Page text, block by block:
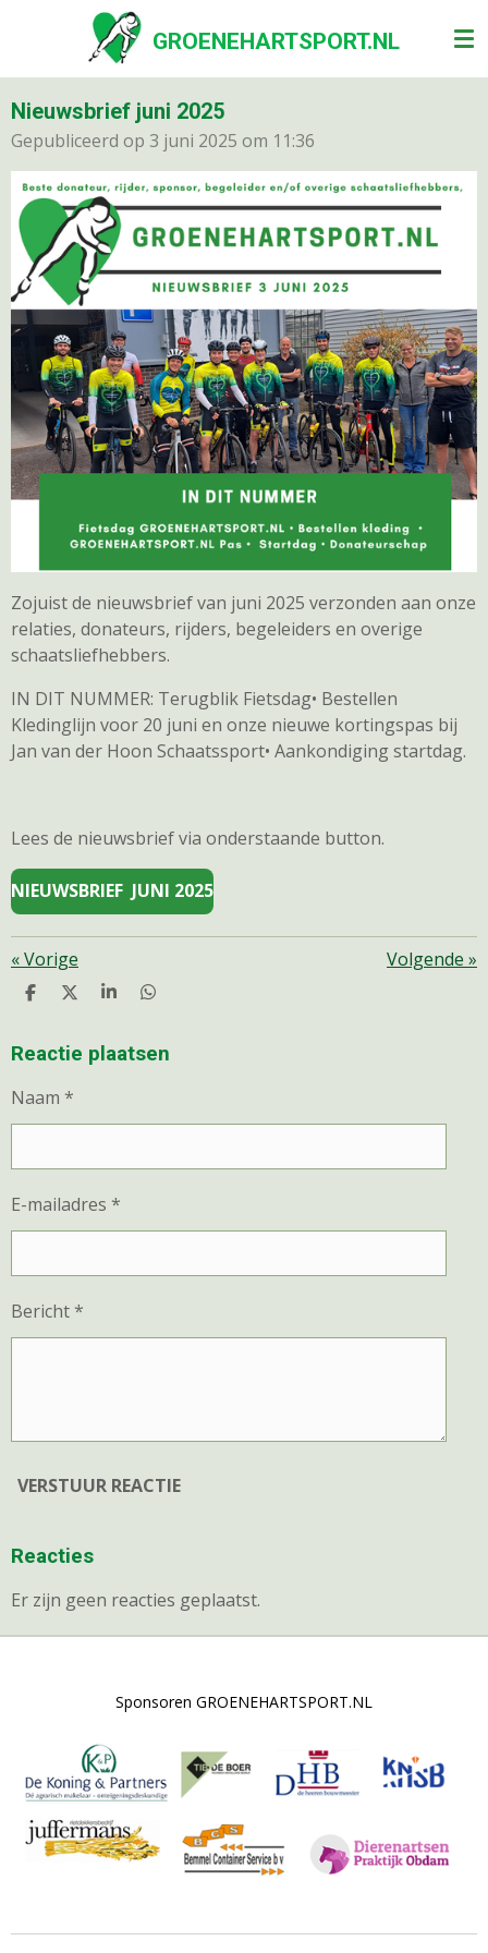
naar
de
GROENEHARTSPORT.NL
Nieuwsbrief juni 2025
Gepubliceerd op 3 juni 2025 om 11:36
Zojuist de nieuwsbrief van juni 2025 verzonden aan onze
relaties, donateurs, rijders, begeleiders en overige
schaatsliefhebbers.
IN DIT NUMMER: Terugblik Fietsdag• Bestellen
Kledinglijn voor 20 juni en onze nieuwe kortingspas bij
Jan van der Hoon Schaatssport• Aankondiging startdag.
Lees de nieuwsbrief via onderstaande button.
NIEUWSBRIEF JUNI 2025
«Vorige Volgende »
D
E
D
L
S
R
D
E
Reactie plaatsen
Naam *
E-mailadres *
Bericht *
VERSTUUR REACTIE
Reacties
Er zijn geen reacties geplaatst.
Sponsoren GROENEHARTSPORT.NL